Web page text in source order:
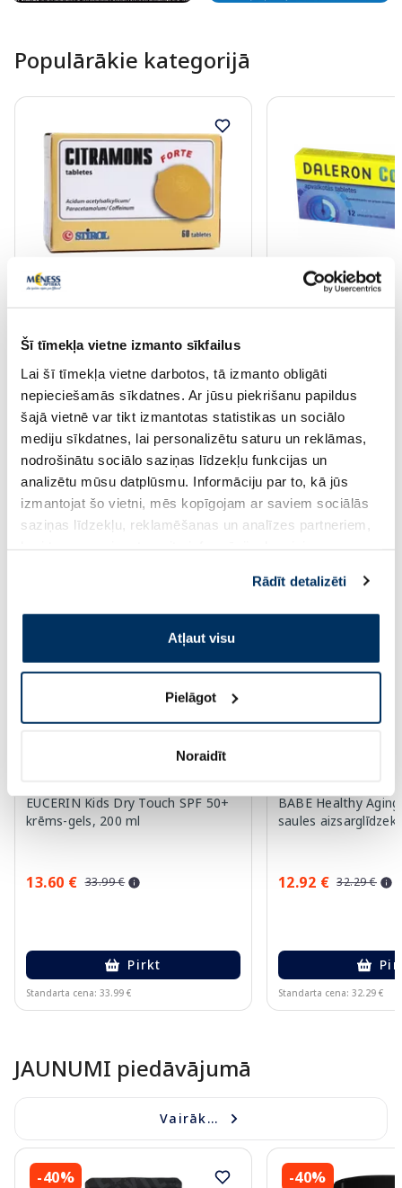
Šī tīmekļa vietne izmanto sīkfailus
Lai šī tīmekļa vietne darbotos, tā izmanto obligāti
nepieciešamās sīkdatnes. Ar jūsu piekrišanu papildus
šajā vietnē var tikt izmantotas statistikas un sociālo
mediju sīkdatnes, lai personalizētu saturu un reklāmas,
nodrošinātu sociālo saziņas līdzekļu funkcijas un
analizētu mūsu datplūsmu. Informāciju par to, kā jūs
izmantojat šo vietni, mēs kopīgojam ar saviem sociālās
saziņas līdzekļu, reklamēšanas un analīzes partneriem,
pakalpojumus. Ja piekrītat šo papildu sīkdatņu
izmantošanai, lūdzu, atzīmējiet savu izvēli:
Rādīt detalizēti
Atļaut visu
Pielāgot
Noraidīt
Populārākie kategorijā
Bezrecepšu medikaments
Cena
6.39 €
Pirkt
Bezrecepšu
6.19 €
Page 1 of 10
Saules aizsardzībai vasarā ☀️
EUCERIN Kids Dry Touch SPF 50+
krēms-gels, 200 ml
13.60 € 33.99 €
Pirkt
Standarta cena: 33.99 €
BABE Healthy
saules
12.92 € 32.29 €
Standarta cena: 32.29 €
JAUNUMI piedāvājumā
Vairāk...
-40% -40%